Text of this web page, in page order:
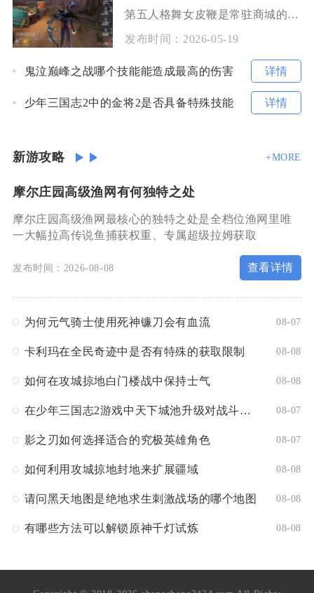
第五人格舞女皮鞭是常驻商城的奇珍品质随身物品，可通过1068回声或3888碎片直接购买获得
发布时间： 2026-05-19
鬼泣巅峰之战哪个技能能造成最高的伤害 详情
少年三国志2中的金将2是否具备特殊技能 详情
新游攻略 +MORE
摩尔庄园高级渔网有何独特之处
摩尔庄园高级渔网最核心的独特之处是全档位渔网里唯
一大幅拉高传说鱼捕获权重、专属超级拉姆获取
发布时间：2026-08-08 查看详情
为何元气骑士使用死神镰刀会有血流 08-07
卡利玛在全民奇迹中是否有特殊的获取限制 08-08
如何在攻城掠地白门楼战中保持士气 08-08
在少年三国志2游戏中天下城池升级对战斗有何影响 08-07
影之刃如何选择适合的究极英雄角色 08-07
如何利用攻城掠地封地来扩展疆域 08-08
请问黑天地图是绝地求生刺激战场的哪个地图 08-08
有哪些方法可以解锁原神千灯试炼 08-08